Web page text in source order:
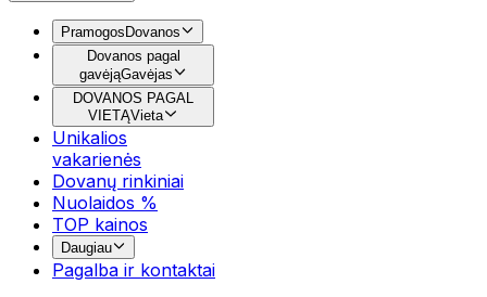
Pramogos Dovanos
Dovanos pagal
gavėjąGavėjas
DOVANOS PAGAL
VIETĄVieta
Unikalios
vakarienės
Dovanų rinkiniai
Nuolaidos %
TOP kainos
Daugiau
Pagalba ir kontaktai